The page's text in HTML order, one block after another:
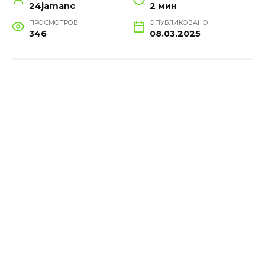
24jamanc 2 мин
ПРОСМОТРОВ
346
ОПУБЛИКОВАНО
08.03.2025